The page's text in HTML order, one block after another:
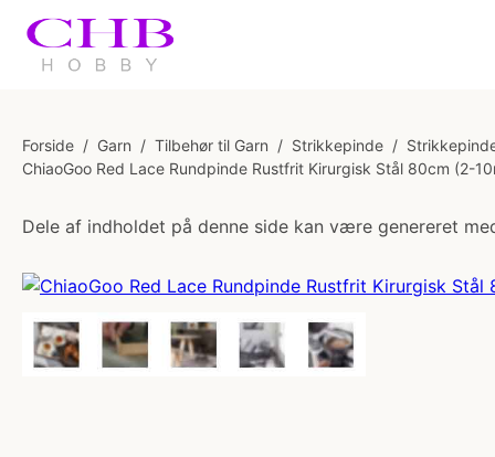
Forside / Garn / Tilbehør til Garn / Strikkepinde /
ChiaoGoo Red Lace Rundpinde Rustfrit Kirurgisk Stål 80cm (2-
Dele af indholdet på denne side kan være genereret